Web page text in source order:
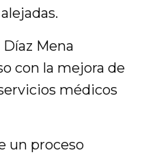
Mena
con la mejora de
médicos
un proceso